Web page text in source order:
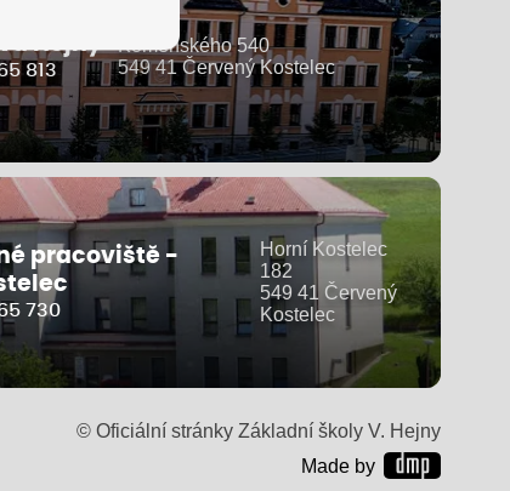
Hejny
813
Komenského 540
549 41 Červený Kostelec
pracoviště -
730
Horní Kostelec
182
549 41 Červený
Kostelec
© Oficiální stránky Základní školy V. Hejny
Made by